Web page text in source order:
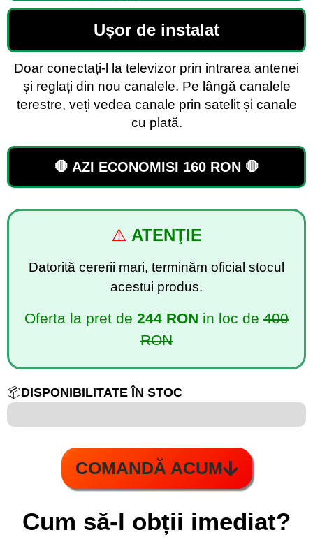
Ușor de instalat
Doar conectați-l la televizor prin intrarea antenei
și reglați din nou canalele. Pe lângă canalele
terestre, veți vedea canale prin satelit și canale
cu plată.
🛑 AZI ECONOMISI 160 RON 🛑
⚠️ ATENŢIE
Datorită cererii mari, terminăm oficial stocul
acestui produs.
Oferta la pret de 244 RON in loc de 400
RON
📦DISPONIBILITATE ÎN STOC
COMANDĂ ACUM
Cum să-l obții imediat?